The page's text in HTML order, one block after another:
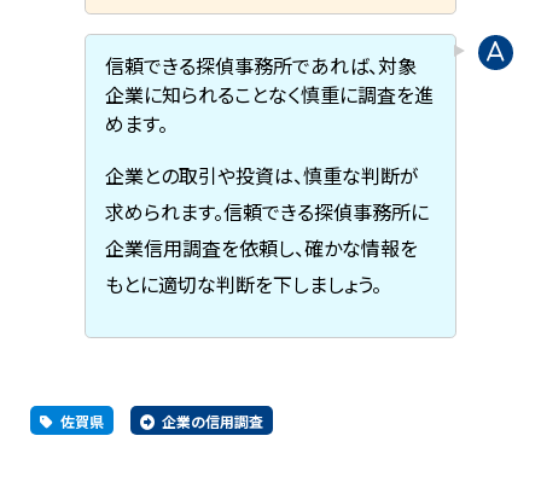
信頼できる探偵事務所であれば、対象
企業に知られることなく慎重に調査を進
めます。
企業との取引や投資は、慎重な判断が
求められます。信頼できる探偵事務所に
企業信用調査を依頼し、確かな情報を
もとに適切な判断を下しましょう。
佐賀県 企業の信用調査